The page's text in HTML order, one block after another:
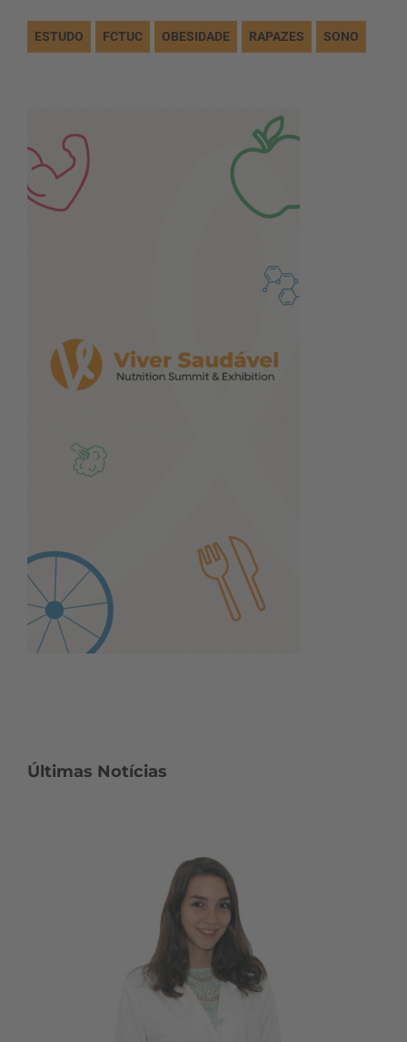
ESTUDO FCTUC OBESIDADE RAPAZES SONO
Últimas Notícias